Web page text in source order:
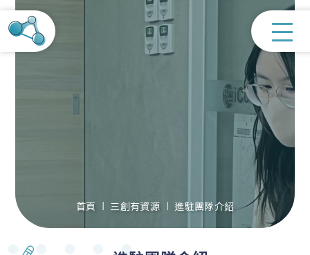
首頁 三創有資源 進駐團隊介紹